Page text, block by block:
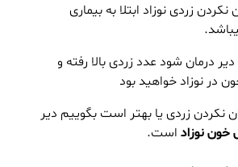
زردی نوزاد ابتلا به بیماری
دیر درمان شود عدد زردی بالا رفته و
در نوزاد خواهید بود
نکردن زردی یا بهتر است بگوییم دیر
نوزاد است.